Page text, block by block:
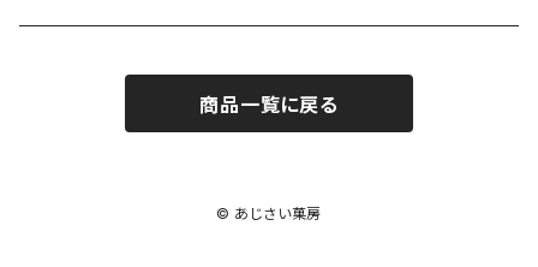
商品一覧に戻る
© あじさい菓房